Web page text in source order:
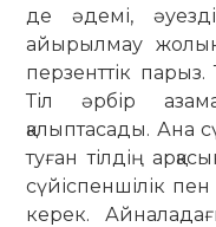
де әдемі,
айырылмау
перзенттік парыз.
Тіл әрбір
қалыптасады. Ана
туған тілдің
сүйіспеншілік
керек.